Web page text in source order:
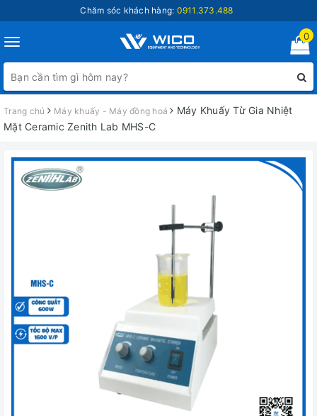
Chăm sóc khách hàng: 0911.373.488
Toggle
navigation
0
Trang chủ Máy khuấy - Máy đồng hoá
Máy Khuấy Từ Gia Nhiệt
Mặt Ceramic Zenith Lab MHS-C